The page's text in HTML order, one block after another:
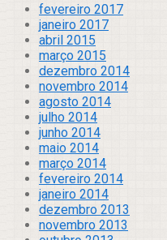
fevereiro 2017
janeiro 2017
abril 2015
março 2015
dezembro 2014
novembro 2014
agosto 2014
julho 2014
junho 2014
maio 2014
março 2014
fevereiro 2014
janeiro 2014
dezembro 2013
novembro 2013